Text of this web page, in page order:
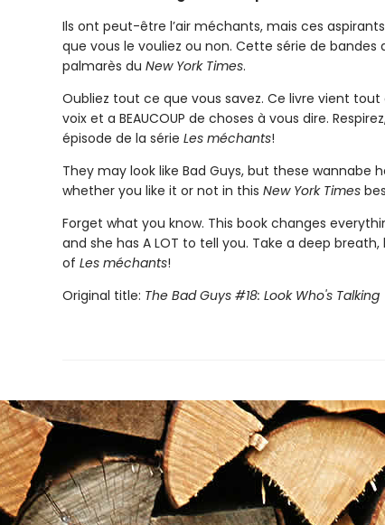
Ils ont peut-être l’air méchants, mais ces
que vous le vouliez ou non. Cette série de bandes
palmarès du New York Times.
Oubliez tout ce que vous savez. Ce livre vient tout
voix et a BEAUCOUP de choses à vous dire.
épisode de la série Les méchants!
They may look like Bad Guys, but these wannabe
whether you like it or not in this New York Times
Forget what you know. This book changes
and she has A LOT to tell you. Take a deep
of Les méchants!
Original title: The Bad Guys #18: Look Who's Talking